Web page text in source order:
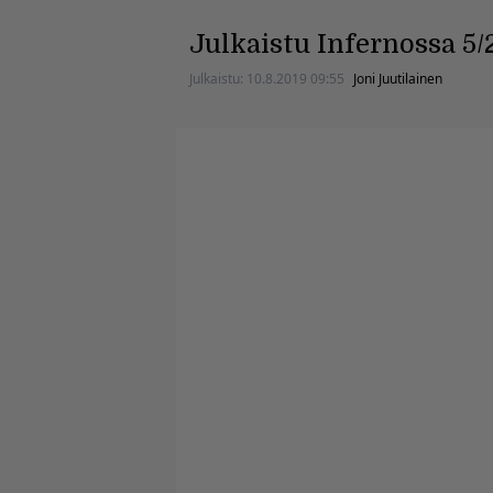
Julkaistu Infernossa 5/
Julkaistu: 10.8.2019 09:55 Joni Juutilainen